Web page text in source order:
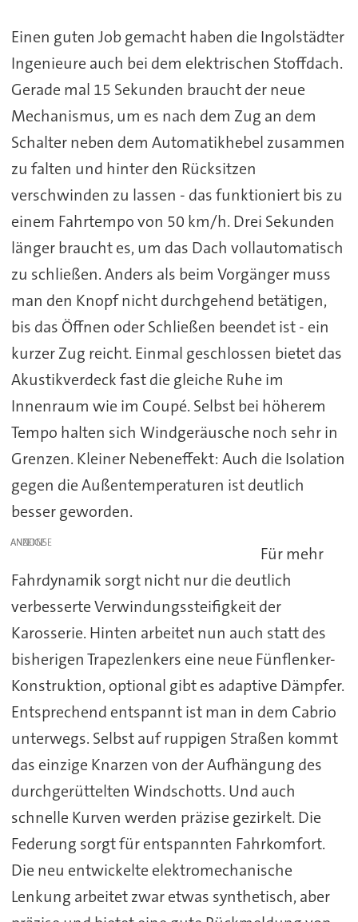
Einen guten Job gemacht haben die Ingolstädter
Ingenieure auch bei dem elektrischen Stoffdach.
Gerade mal 15 Sekunden braucht der neue
Mechanismus, um es nach dem Zug an dem
Schalter neben dem Automatikhebel zusammen
zu falten und hinter den Rücksitzen
verschwinden zu lassen - das funktioniert bis zu
einem Fahrtempo von 50 km/h. Drei Sekunden
länger braucht es, um das Dach vollautomatisch
zu schließen. Anders als beim Vorgänger muss
man den Knopf nicht durchgehend betätigen,
bis das Öffnen oder Schließen beendet ist - ein
kurzer Zug reicht. Einmal geschlossen bietet das
Akustikverdeck fast die gleiche Ruhe im
Innenraum wie im Coupé. Selbst bei höherem
Tempo halten sich Windgeräusche noch sehr in
Grenzen. Kleiner Nebeneffekt: Auch die Isolation
gegen die Außentemperaturen ist deutlich
besser geworden.
ANZEIGE
Für mehr
Fahrdynamik sorgt nicht nur die deutlich
verbesserte Verwindungssteifigkeit der
Karosserie. Hinten arbeitet nun auch statt des
bisherigen Trapezlenkers eine neue Fünflenker-
Konstruktion, optional gibt es adaptive Dämpfer.
Entsprechend entspannt ist man in dem Cabrio
unterwegs. Selbst auf ruppigen Straßen kommt
das einzige Knarzen von der Aufhängung des
durchgerüttelten Windschotts. Und auch
schnelle Kurven werden präzise gezirkelt. Die
Federung sorgt für entspannten Fahrkomfort.
Die neu entwickelte elektromechanische
Lenkung arbeitet zwar etwas synthetisch, aber